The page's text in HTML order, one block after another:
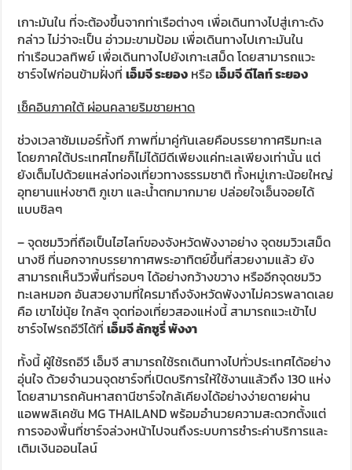
เกาะมันใน ที่จะต้องขึ้นจากท่าเรือต่างๆ เพื่อเดินทางไปสู่เกาะดัง
กล่าว ไม่ว่าจะเป็น อ่าวมะขามป้อม เพื่อเดินทางไปเกาะมันใน
ท่าเรือนวลทิพย์ เพื่อเดินทางไปยังเกาะเสม็ด โดยสามารถแวะ
ชาร์จไฟก่อนข้ามฝั่งที่เอ็มจี ระยอง หรือเอ็มจี ดีไลท์ ระยอง
เช็คอินภาคใต้ ผ่อนคลายริมชายหาด
ช่วงเวลาซัมเมอร์ทั้งที ภาพที่มาคู่กันเลยคือบรรยากาศริมทะเล
โดยภาคใต้ประเทศไทยก็ไม่ได้มีดีเพียงแค่ทะเลเพียงเท่านั้น แต่
ยังเต็มไปด้วยแหล่งท่องเที่ยวทางธรรมชาติ ทั้งหมู่เกาะน้อยใหญ่
อุทยานแห่งชาติ ภูเขา และน้ำตกมากมาย ปล่อยใจเอ็นจอยได้
แบบชิลๆ
– จุดชมวิวที่ถือเป็นไฮไลท์ของจังหวัดพังงาอย่าง จุดชมวิวเสม็ด
นางชี ที่นอกจากบรรยากาศพระอาทิตย์ขึ้นที่สวยงามแล้ว ยัง
สามารถเห็นวิวพื้นที่รอบๆ ได้อย่างกว้างขวาง หรืออีกจุดชมวิว
ทะเลหมอก อันสวยงามที่ใครมาถึงจังหวัดพังงาไม่ควรพลาดเลย
คือ เขาไข่นุ้ย ใกล้ๆ จุดท่องเที่ยวสองแห่งนี้ สามารถแวะเข้าไป
ชาร์จไฟรถอีวีได้ที่เอ็มจี ลักซูรี่ พังงา
ทั้งนี้ ผู้ใช้รถอีวี เอ็มจี สามารถใช้รถเดินทางไปทั่วประเทศได้อย่าง
อุ่นใจ ด้วยจำนวนจุดชาร์จที่เปิดบริการให้ใช้งานแล้วถึง 130 แห่ง
โดยสามารถค้นหาสถานีชาร์จใกล้เคียงได้อย่างง่ายดายผ่าน
แอพพลิเคชัน MG THAILAND พร้อมอำนวยความสะดวกตั้งแต่
การจองพื้นที่ชาร์จล่วงหน้าไปจนถึงระบบการชำระค่าบริการและ
เติมเงินออนไลน์